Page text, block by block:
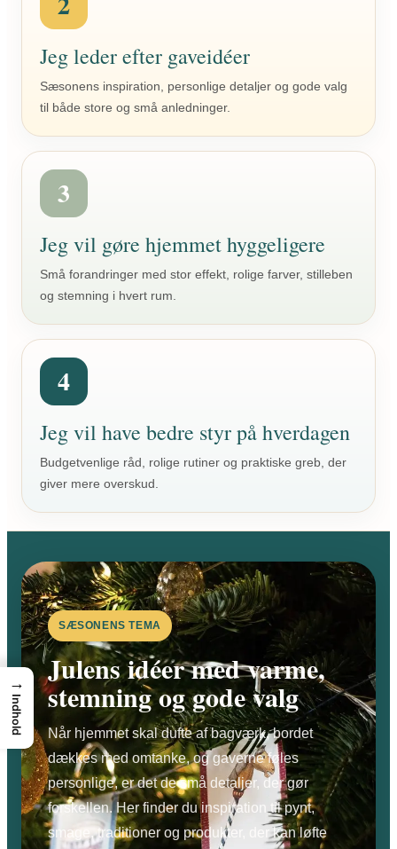
Jeg leder efter gaveidéer
Sæsonens inspiration, personlige detaljer og gode valg
til både store og små anledninger.
3
Jeg vil gøre hjemmet hyggeligere
Små forandringer med stor effekt, rolige farver, stilleben
og stemning i hvert rum.
4
Jeg vil have bedre styr på hverdagen
Budgetvenlige råd, rolige rutiner og praktiske greb, der
giver mere overskud.
SÆSONENS TEMA
Julens idéer med varme,
stemning og gode valg
Når hjemmet skal dufte af bagværk, bordet
dækkes med omtanke, og gaverne føles
personlige, er det de små detaljer, der gør
forskellen. Her finder du inspiration til pynt,
smage, traditioner og produkter, der kan løfte
→
Indhold